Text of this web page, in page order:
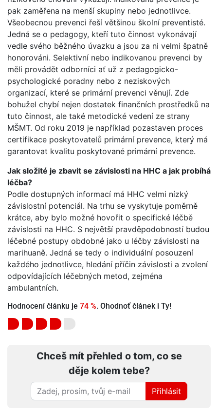
pak zaměřena na menší skupiny nebo jednotlivce.
Všeobecnou prevenci řeší většinou školní preventisté.
Jedná se o pedagogy, kteří tuto činnost vykonávají
vedle svého běžného úvazku a jsou za ni velmi špatně
honorováni. Selektivní nebo indikovanou prevenci by
měli provádět odborníci ať už z pedagogicko-
psychologické poradny nebo z neziskových
organizací, které se primární prevenci věnují. Zde
bohužel chybí nejen dostatek finančních prostředků na
tuto činnost, ale také metodické vedení ze strany
MŠMT. Od roku 2019 je například pozastaven proces
certifikace poskytovatelů primární prevence, který má
garantovat kvalitu poskytované primární prevence.
Jak složité je zbavit se závislosti na HHC a jak probíhá
léčba?
Podle dostupných informací má HHC velmi nízký
závislostní potenciál. Na trhu se vyskytuje poměrně
krátce, aby bylo možné hovořit o specifické léčbě
závislosti na HHC. S největší pravděpodobností budou
léčebné postupy obdobné jako u léčby závislosti na
marihuaně. Jedná se tedy o individuální posouzení
každého jednotlivce, hledání příčin závislosti a zvolení
odpovídajících léčebných metod, zejména
ambulantních.
Hodnocení článku je 74 %. Ohodnoť článek i Ty!
Chceš mít přehled o tom, co se
děje kolem tebe?
Přihlásit